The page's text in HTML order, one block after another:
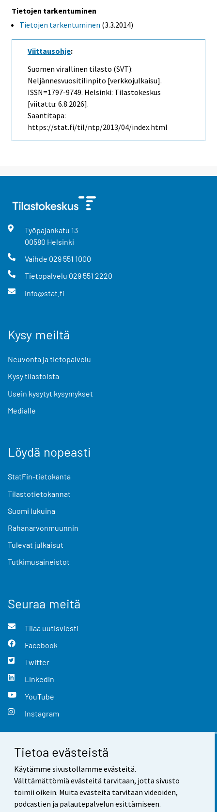
Tietoa evästeistä
Käytämme sivustollamme evästeitä.
Välttämättömiä evästeitä tarvitaan, jotta sivusto
toimii oikein. Muita evästeitä tarvitaan videoiden,
podcastien ja palautepalvelun esittämiseen.
Tietojen tarkentuminen
Tietojen tarkentuminen (3.3.2014)
Viittausohje:
Suomen virallinen tilasto (SVT):
Neljännesvuositilinpito [verkkojulkaisu].
ISSN=1797-9749. Helsinki: Tilastokeskus
[viitattu: 6.8.2026].
Saantitapa:
https://stat.fi/til/ntp/2013/04/index.html
Työpajankatu 13
00580 Helsinki
Vaihde 029 551 1000
Tietopalvelu 029 551 2220
info@stat.fi
Kysy meiltä
Neuvonta ja tietopalvelu
Kysy tilastoista
Usein kysytyt kysymykset
Medialle
Löydä nopeasti
StatFin-tietokanta
Tilastotietokannat
Suomi lukuina
Rahanarvonmuunnin
Tulevat julkaisut
Tutkimusaineistot
Seuraa meitä
Tilaa uutisviesti
Facebook
Twitter
LinkedIn
YouTube
Instagram
Yhteystiedot
Palaute
Käyttöehdot